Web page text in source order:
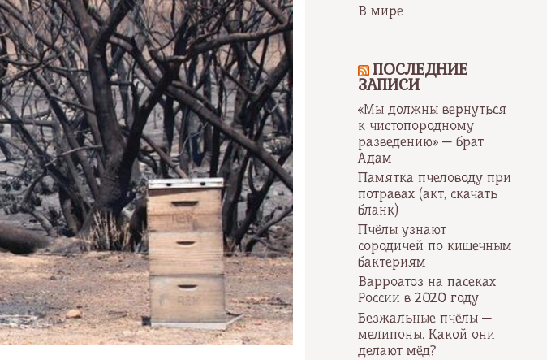
В мире
ПОСЛЕДНИЕ
ЗАПИСИ
«Мы должны вернуться
к чистопородному
разведению» — брат
Адам
Памятка пчеловоду при
потравах (акт, скачать
бланк)
Пчёлы узнают
сородичей по кишечным
бактериям
Варроатоз на пасеках
России в 2020 году
Безжальные пчёлы —
мелипоны. Какой они
делают мёд?